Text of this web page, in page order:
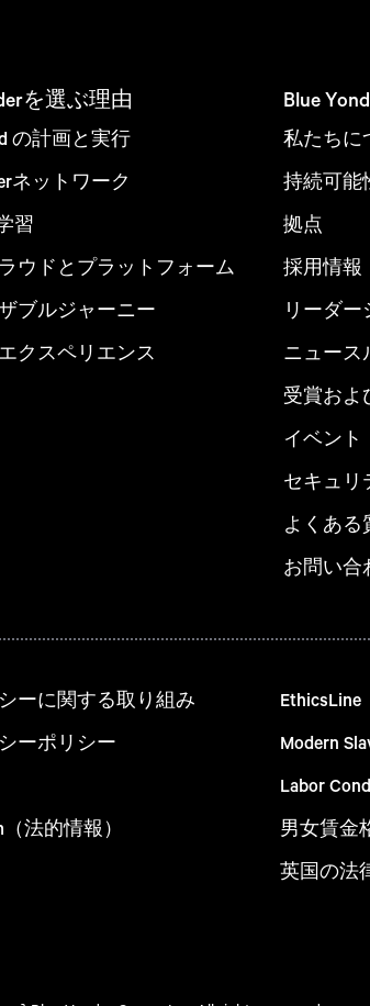
を選ぶ理由
の計画と実行
ネットワーク
習
ウドとプラットフォーム
ブルジャーニー
クスペリエンス
Blue
私たちに
持続可能
拠点
採用情報
リーダー
ニュース
受賞およ
イベント
セキュリ
よくある
お問い合
ーに関する取り組み
ーポリシー
（法的情報）
EthicsLine
Modern
Labor
男女賃金
英国の法